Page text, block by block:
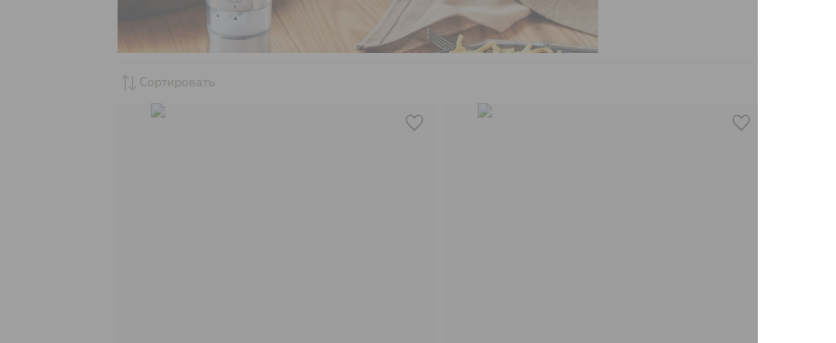
sync_alt Сортировать